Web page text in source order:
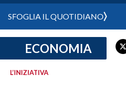
CRONACA SARDEGNA
SFOGLIA IL QUOTIDIANO
ECONOMIA
L’INIZIATIVA